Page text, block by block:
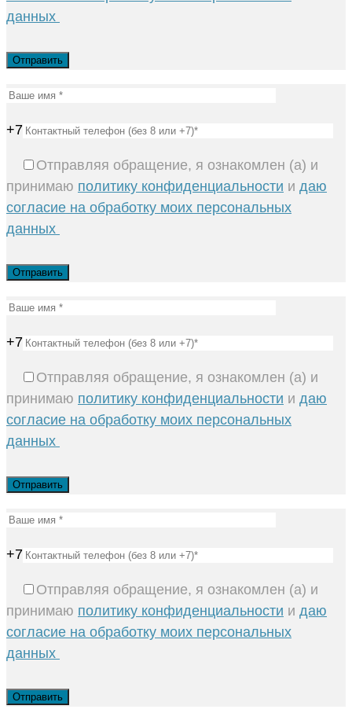
данных
+7
Отправляя обращение, я ознакомлен (а) и
принимаю политику конфиденциальности и даю
согласие на обработку моих персональных
данных
+7
Отправляя обращение, я ознакомлен (а) и
принимаю политику конфиденциальности и даю
согласие на обработку моих персональных
данных
+7
Отправляя обращение, я ознакомлен (а) и
принимаю политику конфиденциальности и даю
согласие на обработку моих персональных
данных